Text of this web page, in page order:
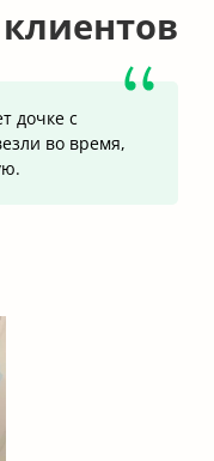
дочке с
во время,